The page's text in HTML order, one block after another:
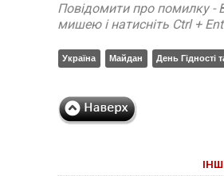
Повідомити про помилку -
мишею і натисніть Ctrl +
Україна Майдан День Гідності